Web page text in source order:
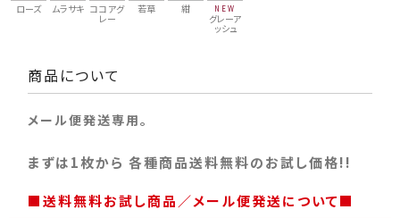
ローズ ムラサキ ココアグ
レー
若草 紺 NEW
グレーア
ッシュ
商品について
メール便発送専用。
まずは1枚から 各種商品送料無料のお試し価格!!
■送料無料お試し商品／メール便発送について■